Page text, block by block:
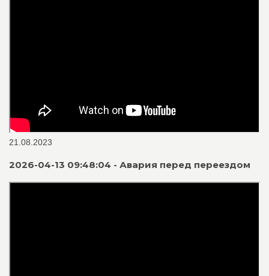
21.08.2023
2026-04-13 09:48:04 - Авария перед переездом